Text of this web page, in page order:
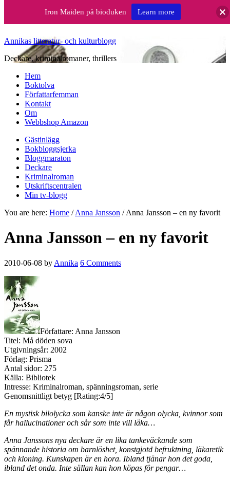
Annikas litteratur- och kulturblogg
Deckare, kriminalromaner, thrillers
Hem
Boktolva
Författarfemman
Kontakt
Om
Webbshop Amazon
Gästinlägg
Bokbloggsjerka
Bloggmaraton
Deckare
Kriminalroman
Utskriftscentralen
Min tv-blogg
You are here: Home / Anna Jansson /Anna Jansson – en ny favorit
Anna Jansson – en ny favorit
2010-06-08 by Annika 6 Comments
Författare: Anna Jansson
Titel: Må döden sova
Utgivningsår: 2002
Förlag: Prisma
Antal sidor: 275
Källa: Bibliotek
Intresse: Kriminalroman, spänningsroman, serie
Genomsnittligt betyg [Rating:4/5]
En mystisk bilolycka som kanske inte är någon olycka, kvinnor som
får hallucinationer och sår som inte vill läka…
Anna Janssons nya deckare är en lika tankeväckande som
spännande historia om barnlöshet, konstgjotd befruktning, läkaretik
och kloning. Kunskapen är en hora. Ibland tjänar hon det goda,
ibland det onda. Inte sällan kan hon köpas för pengar…
Iron Maiden på bioduken Learn more